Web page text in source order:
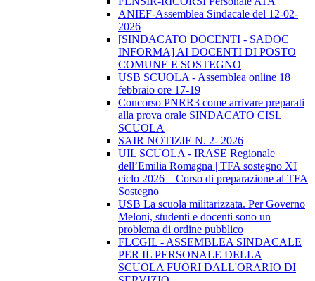
ANIEF-Assemblea Sindacale del 12-02-
2026
[SINDACATO DOCENTI - SADOC
INFORMA] AI DOCENTI DI POSTO
COMUNE E SOSTEGNO
USB SCUOLA - Assemblea online 18
febbraio ore 17-19
Concorso PNRR3 come arrivare preparati
alla prova orale SINDACATO CISL
SCUOLA
SAIR NOTIZIE N. 2- 2026
UIL SCUOLA - IRASE Regionale
dell’Emilia Romagna | TFA sostegno XI
ciclo 2026 – Corso di preparazione al TFA
Sostegno
USB La scuola militarizzata. Per Governo
Meloni, studenti e docenti sono un
problema di ordine pubblico
FLCGIL - ASSEMBLEA SINDACALE
PER IL PERSONALE DELLA
SCUOLA FUORI DALL'ORARIO DI